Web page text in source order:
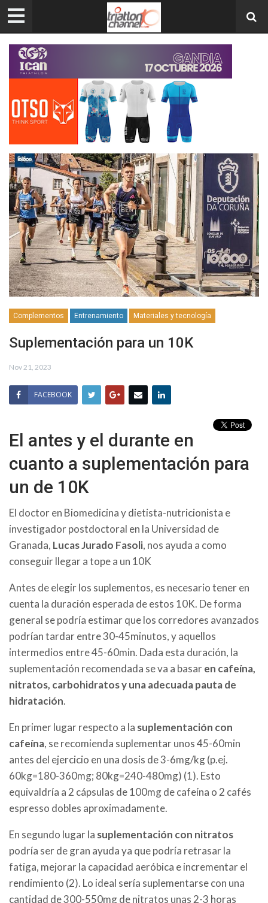
Complementos Entrenamiento Materiales y tecnología
Suplementación para un 10K
Nov 21, 2023
FACEBOOK
El antes y el durante en
cuanto a suplementación para
un de 10K
El doctor en Biomedicina y dietista-nutricionista e
investigador postdoctoral en la Universidad de
Granada, Lucas Jurado Fasoli, nos ayuda a como
conseguir llegar a tope a un 10K
Antes de elegir los suplementos, es necesario tener en
cuenta la duración esperada de estos 10K. De forma
general se podría estimar que los corredores avanzados
podrían tardar entre 30-45minutos, y aquellos
intermedios entre 45-60min. Dada esta duración, la
suplementación recomendada se va a basaren cafeína,
nitratos, carbohidratos y una adecuada pauta de
hidratación.
En primer lugar respecto a la suplementación con
cafeína, se recomienda suplementar unos 45-60min
antes del ejercicio en una dosis de 3-6mg/kg (p.ej.
60kg=180-360mg; 80kg=240-480mg) (1). Esto
equivaldría a 2 cápsulas de 100mg de cafeína o 2 cafés
espresso dobles aproximadamente.
En segundo lugar la suplementación con nitratos
podría ser de gran ayuda ya que podría retrasar la
fatiga, mejorar la capacidad aeróbica e incrementar el
rendimiento (2). Lo ideal sería suplementarse con una
cantidad de 300-550mg de nitratos unas 2-3 horas